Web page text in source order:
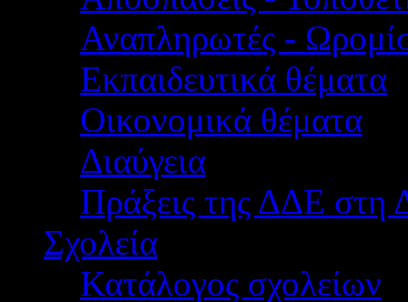
Αναπληρωτές -
Εκπαιδευτικά θέματα
Οικονομικά θέματα
Διαύγεια
Πράξεις της ΔΔΕ στη
Σχολεία
Κατάλογος σχολείων